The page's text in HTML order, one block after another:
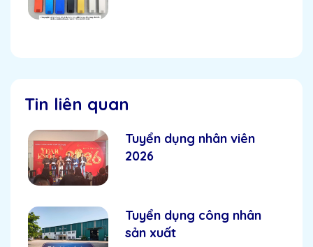
Tin liên quan
Tuyển dụng nhân viên
2026
Tuyển dụng công nhân
sản xuất